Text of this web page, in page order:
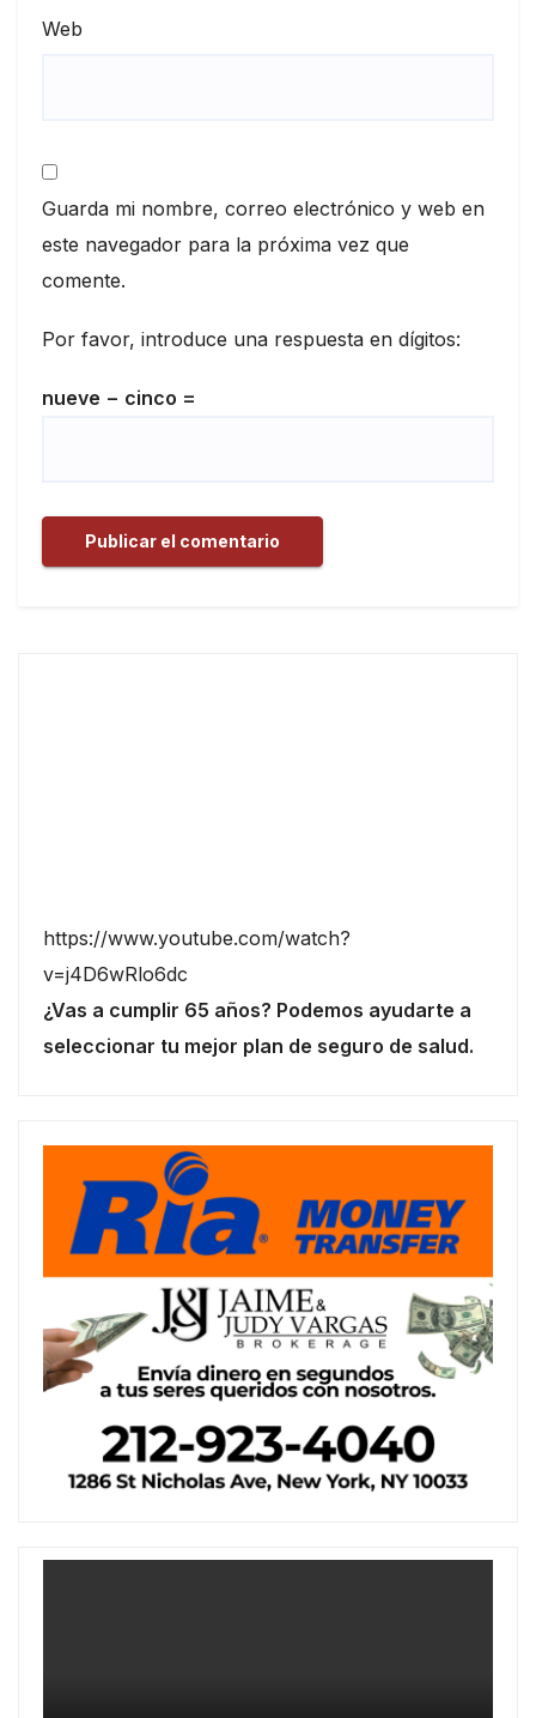
Web
Guarda mi nombre, correo electrónico y web en
este navegador para la próxima vez que
comente.
Por favor, introduce una respuesta en dígitos:
nueve − cinco =
https://www.youtube.com/watch?
v=j4D6wRlo6dc
¿Vas a cumplir 65 años? Podemos ayudarte a
seleccionar tu mejor plan de seguro de salud.